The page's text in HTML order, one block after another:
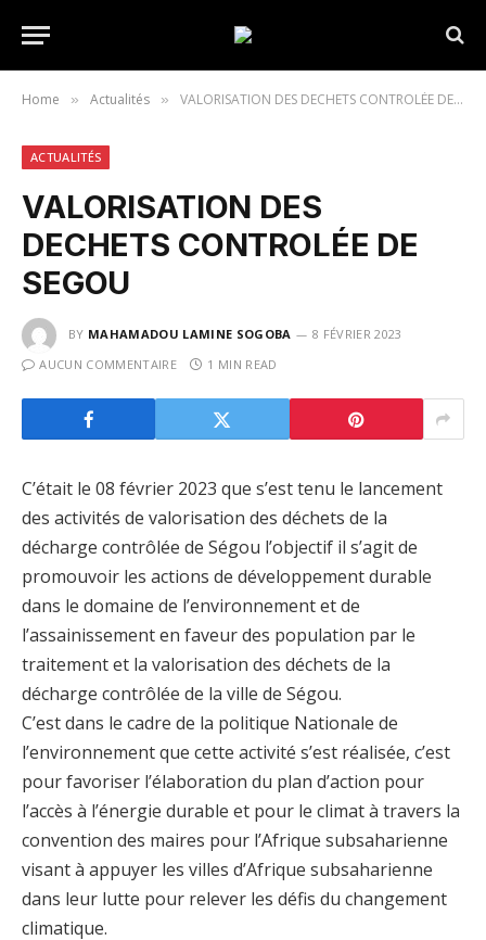
Home » Actualités » VALORISATION DES DECHETS CONTROLÉE DE SEGOU
ACTUALITÉS
VALORISATION DES
DECHETS CONTROLÉE DE
SEGOU
BY MAHAMADOU LAMINE SOGOBA
8 FÉVRIER 2023
AUCUN COMMENTAIRE
1 MIN READ
C’était le 08 février 2023 que s’est tenu le lancement
des activités de valorisation des déchets de la
décharge contrôlée de Ségou l’objectif il s’agit de
promouvoir les actions de développement durable
dans le domaine de l’environnement et de
l’assainissement en faveur des population par le
traitement et la valorisation des déchets de la
décharge contrôlée de la ville de Ségou.
C’est dans le cadre de la politique Nationale de
l’environnement que cette activité s’est réalisée, c’est
pour favoriser l’élaboration du plan d’action pour
l’accès à l’énergie durable et pour le climat à travers la
convention des maires pour l’Afrique subsaharienne
visant à appuyer les villes d’Afrique subsaharienne
dans leur lutte pour relever les défis du changement
climatique.